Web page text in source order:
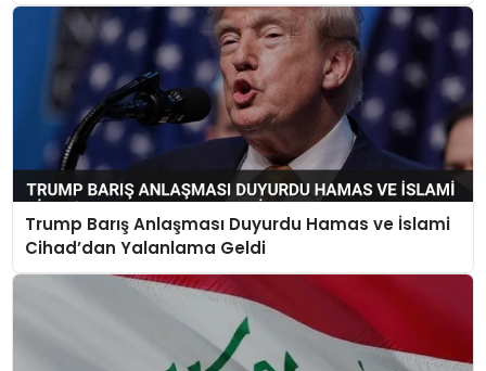
Trump Barış Anlaşması Duyurdu Hamas ve İslami
Cihad’dan Yalanlama Geldi